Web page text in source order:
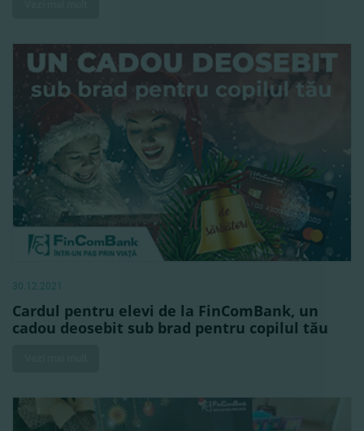
30.12.2021
Cardul pentru elevi de la FinComBank, un
cadou deosebit sub brad pentru copilul tău